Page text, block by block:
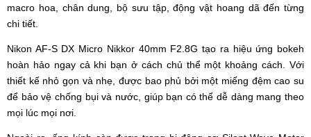
macro hoa, chân dung, bộ sưu tập, động vật hoang dã đến từng
chi tiết.
Nikon AF-S DX Micro Nikkor 40mm F2.8G tạo ra hiệu ứng bokeh
hoàn hảo ngay cả khi bạn ở cách chủ thể một khoảng cách. Với
thiết kế nhỏ gọn và nhẹ, được bao phủ bởi một miếng đệm cao su
để bảo vệ chống bụi và nước, giúp bạn có thể dễ dàng mang theo
mọi lúc mọi nơi.